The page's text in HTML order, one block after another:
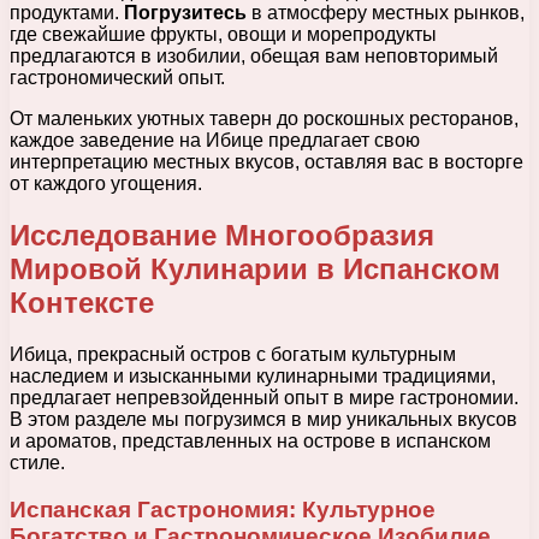
продуктами. Погрузитесь в атмосферу местных рынков,
где свежайшие фрукты, овощи и морепродукты
предлагаются в изобилии, обещая вам неповторимый
гастрономический опыт.
От маленьких уютных таверн до роскошных ресторанов,
каждое заведение на Ибице предлагает свою
интерпретацию местных вкусов, оставляя вас в восторге
от каждого угощения.
Исследование Многообразия
Мировой Кулинарии в Испанском
Контексте
Ибица, прекрасный остров с богатым культурным
наследием и изысканными кулинарными традициями,
предлагает непревзойденный опыт в мире гастрономии.
В этом разделе мы погрузимся в мир уникальных вкусов
и ароматов, представленных на острове в испанском
стиле.
Испанская Гастрономия: Культурное